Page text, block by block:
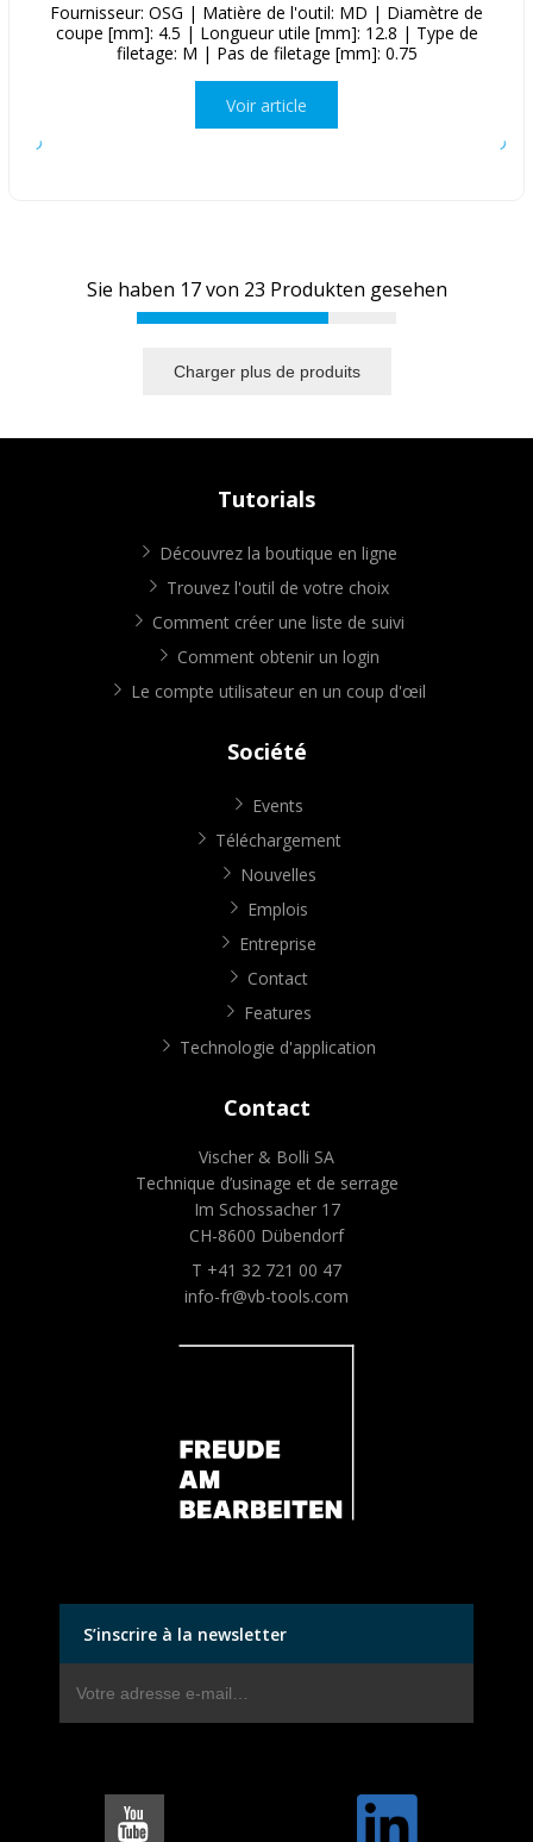
Fournisseur: OSG | Matière de l'outil: MD | Diamètre de
coupe [mm]: 4.5 | Longueur utile [mm]: 12.8 | Type de
filetage: M | Pas de filetage [mm]: 0.75
Voir article
Sie haben 17von 23 Produkten gesehen
Charger plus de produits
Tutorials
Découvrez la boutique en ligne
Trouvez l'outil de votre choix
Comment créer une liste de suivi
Comment obtenir un login
Le compte utilisateur en un coup d'œil
Société
Events
Téléchargement
Nouvelles
Emplois
Entreprise
Contact
Features
Technologie d'application
Contact
Vischer & Bolli SA
Technique d’usinage et de serrage
Im Schossacher 17
CH-8600 Dübendorf
T +41 32 721 00 47
info-fr@vb-tools.com
S’inscrire à la newsletter